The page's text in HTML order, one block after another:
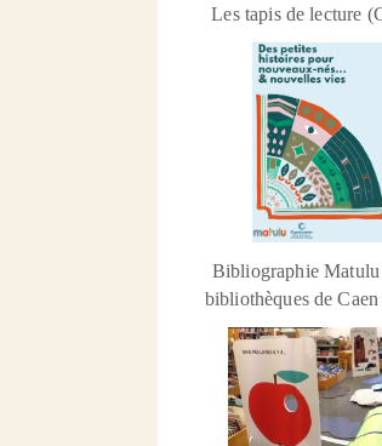
Les tapis de lecture
Bibliographie Matulu
bibliothèques de